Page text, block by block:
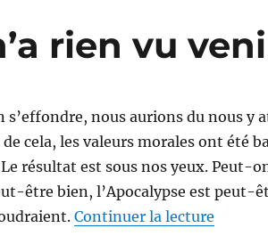
rien vu
nous aurions du nous y
cela, les valeurs morales ont été
résultat est sous nos yeux. Peut-
être bien, l’Apocalypse est peut-
Continuer la lecturede «